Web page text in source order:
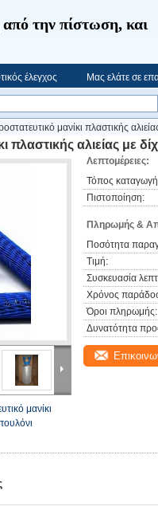
την πίστωση, και
έλεγχος Μας ελάτε σε
μανίκι πλαστικής
πλαστικής αλιείας με
μανίκι
Λεπτομέρειες:
Τόπος
Πιστοποίηση:
Πληρωμής &
Ποσότητα
Τιμή:
Συσκευασία
Χρόνος
Όροι πληρωμής:
Δυνατότητα